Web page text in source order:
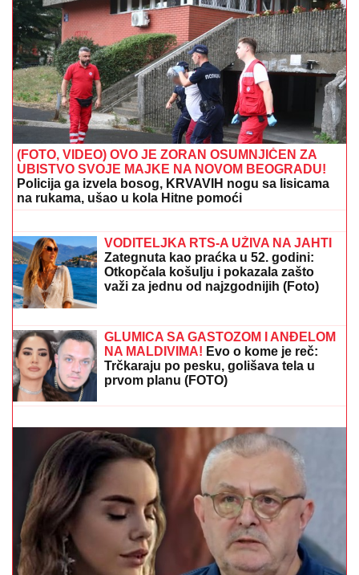
(FOTO, VIDEO) OVO JE ZORAN OSUMNJIČEN ZA
UBISTVO SVOJE MAJKE NA NOVOM BEOGRADU!
Policija ga izvela bosog, KRVAVIH nogu sa lisicama
na rukama, ušao u kola Hitne pomoći
10"Dača Virijević raskrinkao rijaliti
učesnike, otkrio sve o Aneli i Kariću,
pa šokirao: "Filip se dopisuje sa
pevačicom"
Otkopčala košulju i pokazala zašto
važi za jednu od najzgodnijih (Foto)
"SVECI" SE
ISKUPLjUJU PROTIV "ĐAVOLA"?
Junajted je u boljoj formi i ima kompletniji sastav